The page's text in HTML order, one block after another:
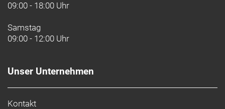
09:00 - 18:00 Uhr
Samstag
09:00 - 12:00 Uhr
Unser Unternehmen
Kontakt